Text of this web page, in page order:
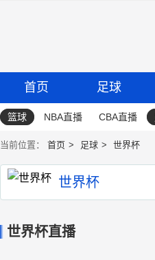
首页 足球
篮球 NBA直播 CBA直播
当前位置： 首页 足球 世界杯
世界杯
世界杯直播